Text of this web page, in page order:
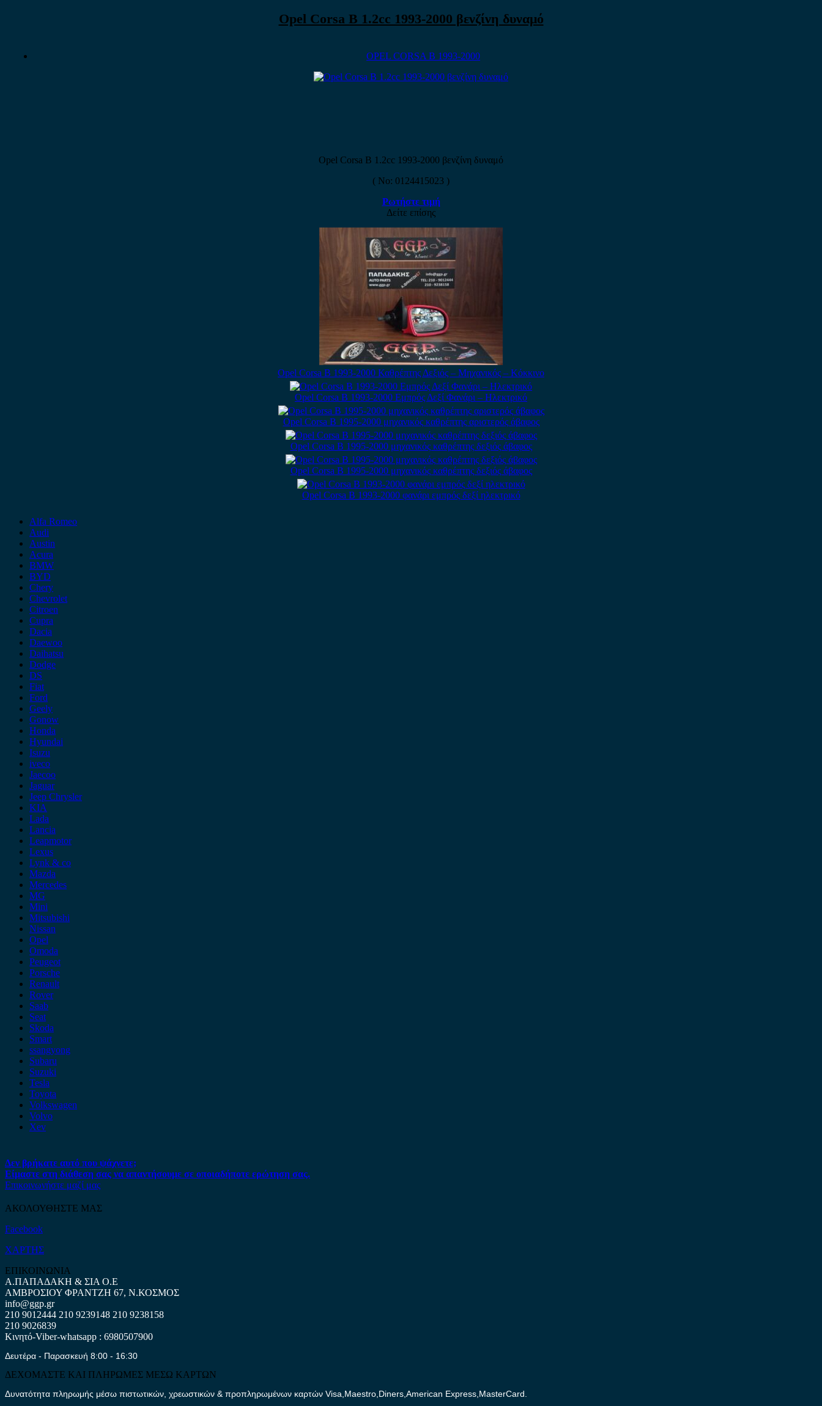
Opel Corsa B 1.2cc 1993-2000 βενζίνη δυναμό
OPEL CORSA B 1993-2000
Opel Corsa B 1.2cc 1993-2000 βενζίνη δυναμό
( No: 0124415023 )
Ρωτήστε τιμή
Δείτε επίσης
Opel Corsa B 1993-2000 Καθρέπτης Δεξιός – Μηχανικός – Κόκκινο
Opel Corsa B 1993-2000 Εμπρός Δεξί Φανάρι – Ηλεκτρικό
Opel Corsa B 1995-2000 μηχανικός καθρέπτης αριστερός άβαφος
Opel Corsa B 1995-2000 μηχανικός καθρέπτης δεξιός άβαφος
Opel Corsa B 1995-2000 μηχανικός καθρέπτης δεξιός άβαφος
Opel Corsa B 1993-2000 φανάρι εμπρός δεξί ηλεκτρικό
Alfa Romeo
Audi
Austin
Acura
BMW
BYD
Chery
Chevrolet
Citroen
Cupra
Dacia
Daewoo
Daihatsu
Dodge
DS
Fiat
Ford
Geely
Gonow
Honda
Hyundai
Isuzu
iveco
Jaecoo
Jaguar
Jeep Chrysler
KIA
Lada
Lancia
Leapmotor
Lexus
Lynk & co
Mazda
Mercedes
MG
Mini
Mitsubishi
Nissan
Opel
Omoda
Peugeot
Porsche
Renault
Rover
Saab
Seat
Skoda
Smart
ssangyong
Subaru
Suzuki
Tesla
Toyota
Volkswagen
Volvo
Xev
Δεν βρήκατε αυτό που ψάχνετε;
Είμαστε στη διάθεση σας να απαντήσουμε σε οποιαδήποτε ερώτηση σας.
Επικοινωνήστε μαζί μας
ΑΚΟΛΟΥΘΗΣΤΕ ΜΑΣ
Facebook
ΧΑΡΤΗΣ
ΕΠΙΚΟΙΝΩΝΙΑ
Α.ΠΑΠΑΔΑΚΗ & ΣΙΑ Ο.Ε
ΑΜΒΡΟΣΙΟΥ ΦΡΑΝΤΖΗ 67, Ν.ΚΟΣΜΟΣ
info@ggp.gr
210 9012444 210 9239148 210 9238158
210 9026839
Κινητό-Viber-whatsapp : 6980507900
Δευτέρα - Παρασκευή 8:00 - 16:30
ΔΕΧΟΜΑΣΤΕ ΚΑΙ ΠΛΗΡΩΜΕΣ ΜΕΣΩ ΚΑΡΤΩΝ
Δυνατότητα πληρωμής μέσω πιστωτικών, χρεωστικών & προπληρωμένων καρτών Visa,Maestro,Diners,American Express,MasterCard.